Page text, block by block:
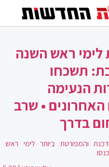
לימי ראש השנה
תשכחו
הנעימה
• שרב
בדרך
והמפורטת ביותר לימי ראש